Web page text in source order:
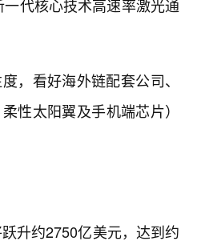
代核心技术高速率激光通
，看好海外链配套公司、
性太阳翼及手机端芯片）
升约2750亿美元，达到约